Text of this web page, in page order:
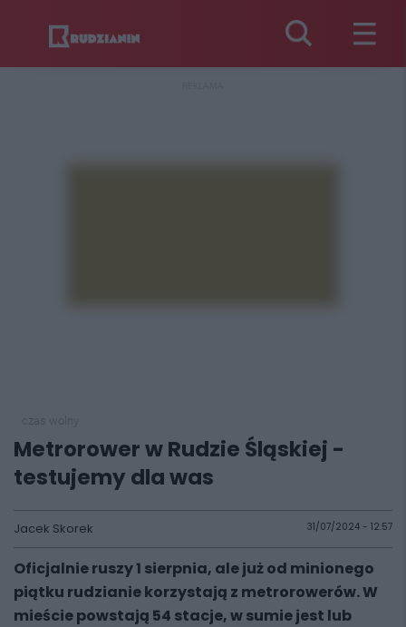
Metrorower w Rudzie Śląskiej -
testujemy dla was
Jacek Skorek 31/07/2024 - 12:57
Oficjalnie ruszy 1 sierpnia, ale już od minionego
piątku rudzianie korzystają z metrorowerów. W
mieście powstają 54 stacje, w sumie jest lub